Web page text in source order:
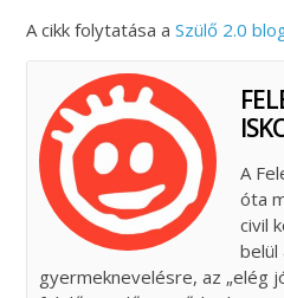
A cikk folytatása aSzülő 2.0
A
óta
civil
belül
gyermeknevelésre, az „elég